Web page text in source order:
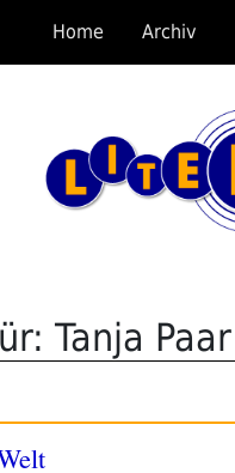
Home Archiv
Tanja Paar